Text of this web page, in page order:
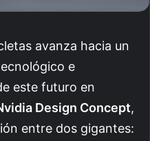
avanza hacia un
e
este futuro en
Design Concept,
entre dos gigantes: